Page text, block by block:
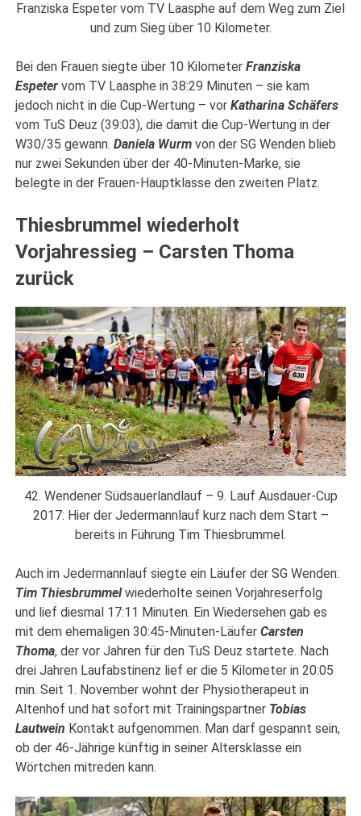
Franziska Espeter vom TV Laasphe auf dem Weg zum Ziel
und zum Sieg über 10 Kilometer.
Bei den Frauen siegte über 10 KilometerFranziska
Espeter vom TV Laasphe in 38:29 Minuten – sie kam
jedoch nicht in die Cup-Wertung – vorKatharina Schäfers
vom TuS Deuz (39:03), die damit die Cup-Wertung in der
W30/35 gewann.Daniela Wurm von der SG Wenden blieb
nur zwei Sekunden über der 40-Minuten-Marke, sie
belegte in der Frauen-Hauptklasse den zweiten Platz.
Thiesbrummel wiederholt
Vorjahressieg – Carsten Thoma
zurück
42. Wendener Südsauerlandlauf – 9. Lauf Ausdauer-Cup
2017: Hier der Jedermannlauf kurz nach dem Start –
bereits in Führung Tim Thiesbrummel.
Auch im Jedermannlauf siegte ein Läufer der SG Wenden:
Tim Thiesbrummel wiederholte seinen Vorjahreserfolg
und lief diesmal 17:11 Minuten. Ein Wiedersehen gab es
mit dem ehemaligen 30:45-Minuten-LäuferCarsten
Thoma, der vor Jahren für den TuS Deuz startete. Nach
drei Jahren Laufabstinenz lief er die 5 Kilometer in 20:05
min. Seit 1. November wohnt der Physiotherapeut in
Altenhof und hat sofort mit Trainingspartner Tobias
Lautwein Kontakt aufgenommen. Man darf gespannt sein,
ob der 46-Jährige künftig in seiner Altersklasse ein
Wörtchen mitreden kann.